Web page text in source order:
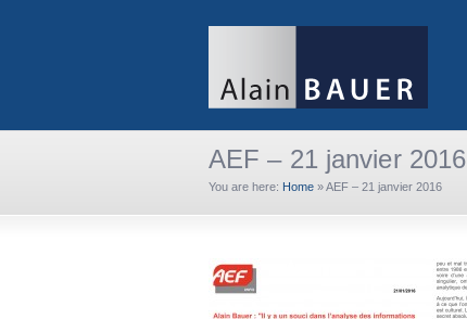
AEF – 21 janvier 2016
You are here: Home »AEF – 21 janvier 2016